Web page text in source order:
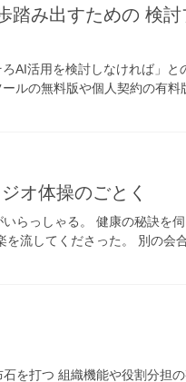
AI活用を検討しなければ」
ルの無料版や個人契約の有
オ体操のごとく
らっしゃる。 健康の秘訣を
流してくださった。 別の会
を打つ 組織機能や役割分担